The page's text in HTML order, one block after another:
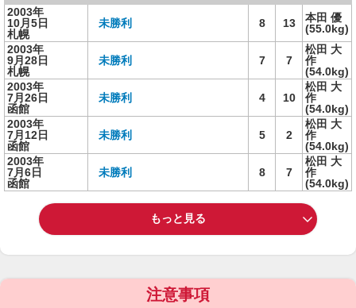
2003年
10月5日
札幌
未勝利 8 13
本田 優
(55.0kg)
2003年
9月28日
札幌
未勝利 7 7
松田 大
作
(54.0kg)
2003年
7月26日
函館
未勝利 4 10
松田 大
作
(54.0kg)
2003年
7月12日
函館
未勝利 5 2
松田 大
作
(54.0kg)
2003年
7月6日
函館
未勝利 8 7
松田 大
作
(54.0kg)
もっと見る
注意事項